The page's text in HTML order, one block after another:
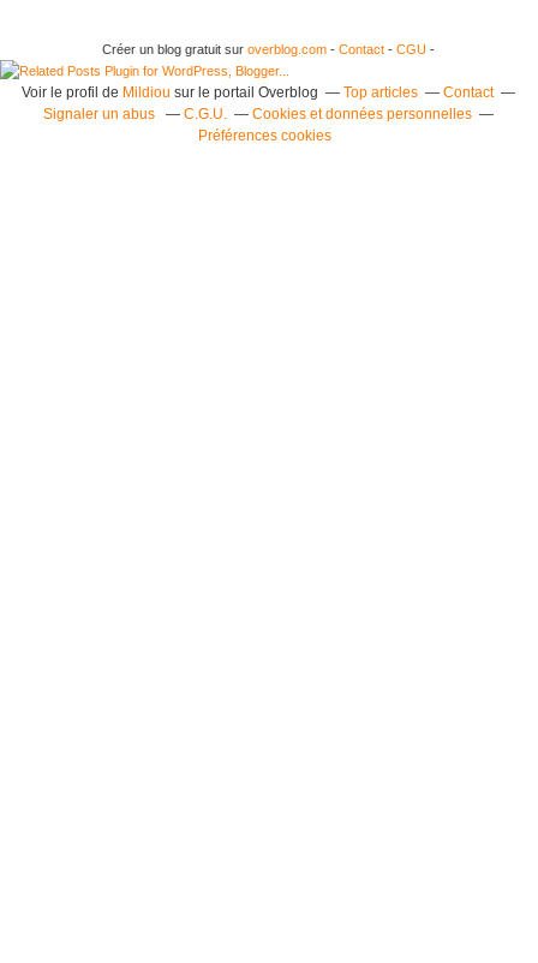
Créer un blog gratuit suroverblog.com -Contact-CGU-
Voir le profil de Mildiou sur le portail Overblog Top articles
Contact
Signaler un abus
C.G.U.
Cookies et données personnelles
Préférences cookies